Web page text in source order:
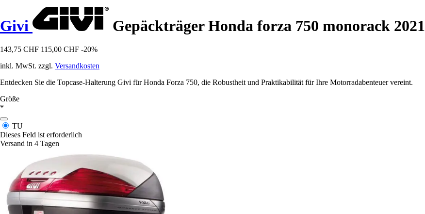
Givi Gepäckträger Honda forza 750 monorack 2021
143,75 CHF 115,00 CHF -20%
inkl. MwSt. zzgl. Versandkosten
Entdecken Sie die Topcase-Halterung Givi für Honda Forza 750, die Robustheit und Praktikabilität für Ihre Motorradabenteuer vereint.
Größe
*
TU
Dieses Feld ist erforderlich
Versand in 4 Tagen